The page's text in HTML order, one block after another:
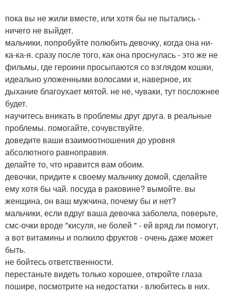
пока вы не жили вместе, или хотя бы не пытались -
ничего не выйдет.
мальчики, попробуйте полюбить девочку, когда она ни-
ка-ка-я. сразу после того, как она проснулась - это же не
фильмы, где героини просыпаются со взглядом кошки,
идеально уложенными волосами и, наверное, их
дыхание благоухает мятой. не не, чуваки, тут посложнее
будет.
научитесь вникать в проблемы друг друга. в реальные
проблемы. помогайте, сочувствуйте.
доведите ваши взаимоотношения до уровня
абсолютного равноправия.
делайте то, что нравится вам обоим.
девочки, придите к своему мальчику домой, сделайте
ему хотя бы чай. посуда в раковине? вымойте. вы
женщина, он ваш мужчина, почему бы и нет?
мальчики, если вдруг ваша девочка заболела, поверьте,
смс-очки вроде "кисуля, не болей " - ей вряд ли помогут,
а вот витамины и полкило фруктов - очень даже может
быть.
не бойтесь ответственности.
перестаньте видеть только хорошее, откройте глаза
пошире, посмотрите на недостатки - влюбитесь в них.